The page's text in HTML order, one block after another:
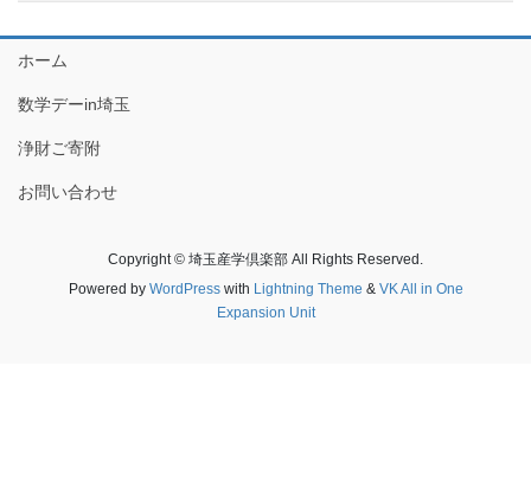
ホーム
数学デーin埼玉
浄財ご寄附
お問い合わせ
Copyright © 埼玉産学倶楽部 All Rights Reserved.
Powered by WordPresswith Lightning Theme & VK All in One
Expansion Unit